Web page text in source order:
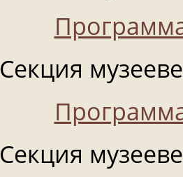
Секция
Секция